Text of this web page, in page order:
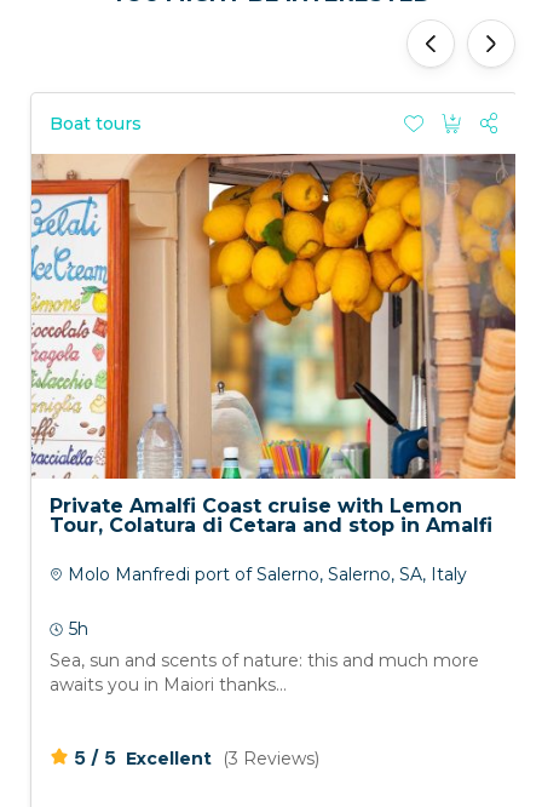
Boat tours
Private Amalfi Coast cruise with Lemon
Tour, Colatura di Cetara and stop in Amalfi
Molo Manfredi port of Salerno, Salerno, SA, Italy
5h
Sea, sun and scents of nature: this and much more
awaits you in Maiori thanks...
5 /5 Excellent (3 Reviews)
'